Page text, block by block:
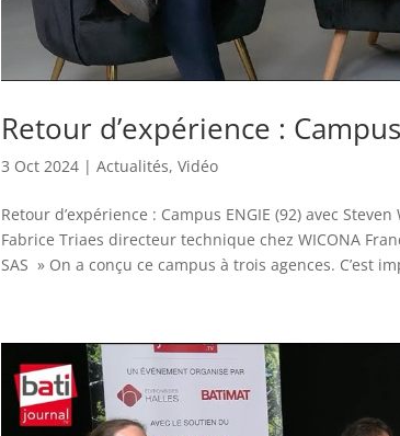
Retour d’expérience :
3 Oct 2024 | Actualités, Vidéo
Retour d’expérience : Campus ENGIE (92) avec
Fabrice Triaes directeur technique chez WICONA
SAS » On a conçu ce campus à trois agences. C’est